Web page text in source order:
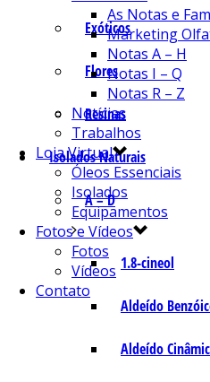
Exóticos
Flores
Resinas
Isolados Naturais
A – D
1.8-cineol
Aldeído
Aldeído
As Notas e
Marketing
Notas A – H
Notas I – Q
Notas R – Z
Notícias
Trabalhos
Loja Virtual
Óleos Essenciais
Isolados
Equipamentos
Fotos e Vídeos
Fotos
Vídeos
Contato